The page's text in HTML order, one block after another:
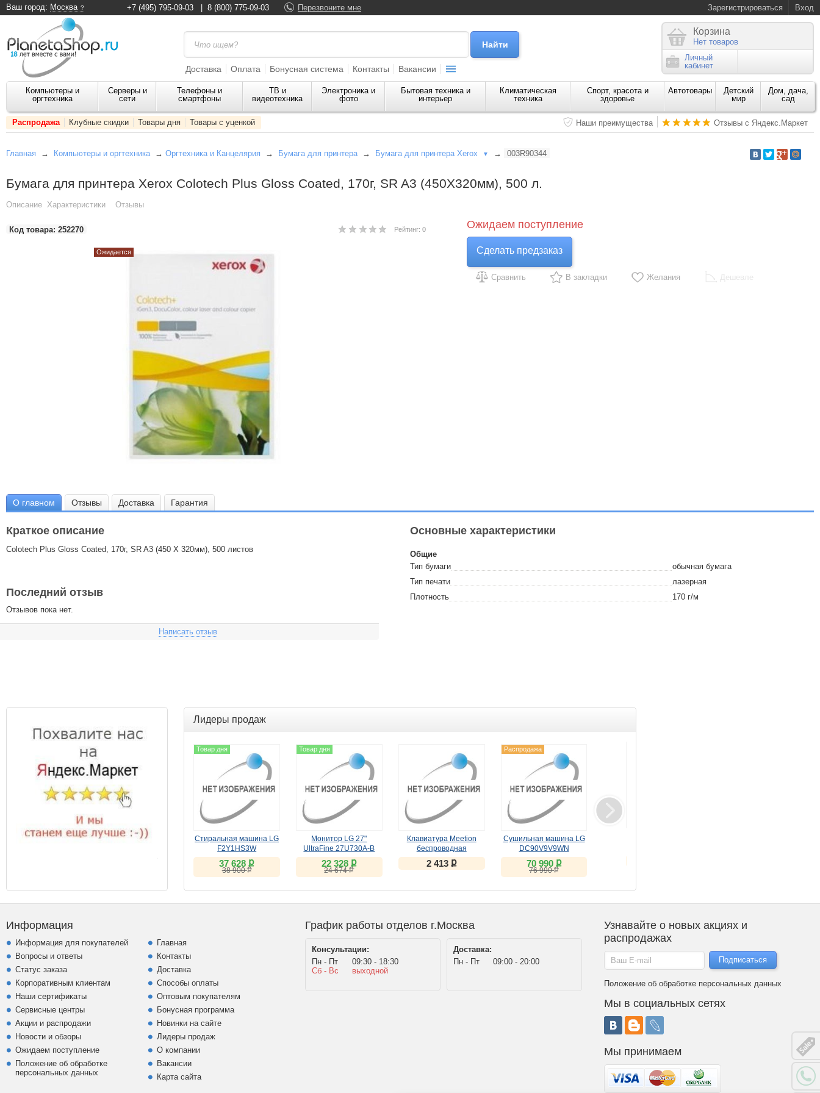
Ваш город: Москва Зарегистрироваться Вход
+7 (495) 795-09-03 8 (800) 775-09-03 Перезвоните мне
Доставка Оплата Бонусная система Контакты Вакансии
Корзина
Нет товаров
Личный
кабинет
Компьютеры и
оргтехника
Серверы и
сети
Телефоны и
смартфоны
ТВ и
видеотехника
Электроника и
фото
Бытовая техника и
интерьер
Климатическая
техника
Спорт, красота и
здоровье
Автотовары
Детский
мир
Дом, дача,
сад
Распродажа Клубные скидки Товары дня Товары с уценкой Наши преимущества Отзывы с Яндекс.Маркет
Главная → Компьютеры и оргтехника→ Оргтехника и Канцелярия → Бумага для принтера→ Бумага для принтера Xerox ▼ → 003R90344
Бумага для принтера Xerox Colotech Plus Gloss Coated, 170г, SR A3 (450X320мм), 500 л.
Описание Характеристики Отзывы
Код товара: 252270 Рейтинг: 0
Ожидается
Ожидаем поступление
Сделать предзаказ
Сравнить В закладки Желания Дешевле
О главном Отзывы Доставка Гарантия
Краткое описание
Colotech Plus Gloss Coated, 170г, SR A3 (450 X 320мм), 500 листов
Последний отзыв
Отзывов пока нет.
Написать отзыв
Основные характеристики
Общие
Тип бумаги
обычная бумага
Тип печати
лазерная
Плотность
170 г/м
Лидеры продаж
Товар дня
Стиральная машина LG
F2Y1HS3W
37 628ք
38 900ք
Товар дня
Монитор LG 27"
UltraFine 27U730A-B
черный IPS
22 328 ք
24 674ք
Клавиатура Meetion
беспроводная
ножничная WK310
чёрная
2 413 ք
Распродажа
Сушильная машина LG
DC90V9V9WN
70 990 ք
76 990ք
Информация
Информация для покупателей
Вопросы и ответы
Статус заказа
Корпоративным клиентам
Наши сертификаты
Сервисные центры
Акции и распродажи
Новости и обзоры
Ожидаем поступление
Положение об обработке
персональных данных
Главная
Контакты
Доставка
Способы оплаты
Оптовым покупателям
Бонусная программа
Новинки на сайте
Лидеры продаж
О компании
Вакансии
Карта сайта
График работы отделов г.Москва
Консультации:
Пн - Пт
09:30 - 18:30
Сб - Вс
выходной
Доставка:
Пн - Пт
09:00 - 20:00
Узнавайте о новых акциях и
распродажах
Положение об обработке персональных данных
Мы в социальных сетях
Мы принимаем